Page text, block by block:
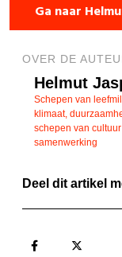
Ga naar
OVER DE
Helmut
Schepen van
klimaat,
schepen van
samenwerking
Deel dit artikel